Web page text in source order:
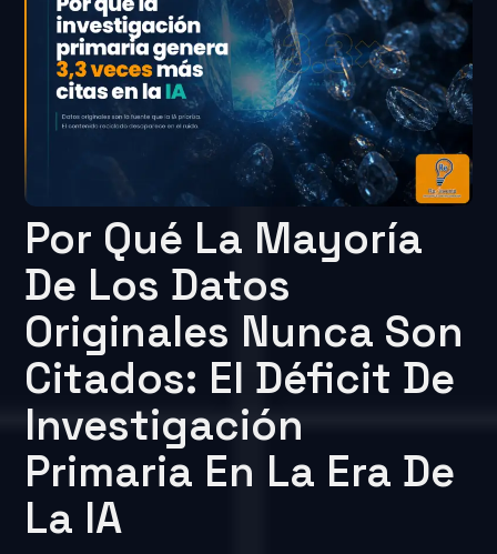
Por Qué La Mayoría
De Los Datos
Originales Nunca Son
Citados: El Déficit De
Investigación
Primaria En La Era De
La IA